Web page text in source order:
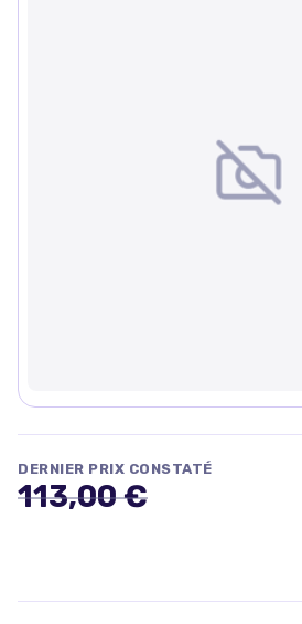
DERNIER PRIX CONSTATÉ
113,00 €